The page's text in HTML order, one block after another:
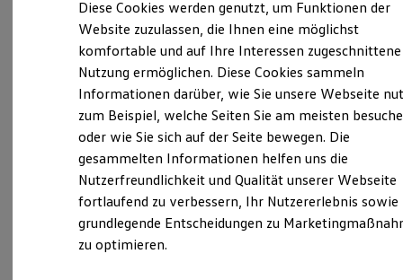
TopDeal
Gebrauchtwagen
ProfiPartner für Gebrauchtwagen
Zertifizierte Gebrauchtwagen
Finanzierung
Für Privatkunden
Für Gewerbekunden
Leasing
Für Privatkunden
Für Gewerbekunden
Versicherungen & Garantien
Garantien
Kfz-Versicherung für Nutzfahrzeuge
Restschuldversicherung
Wartungsverträge
Besitzer & Service
Gungl GmbH - Co. KG (Impressum & Rechtliches)
Im Hart 29, 89558 Böhmenkirch
a.h@vw-gungl.de
Montag-Freitag 07:00-18:00 Uhr
Diese Cookies werden genutzt, um Funktionen der
Website zuzulassen, die Ihnen eine möglichst
komfortable und auf Ihre Interessen zugeschnittene
Nutzung ermöglichen. Diese Cookies sammeln
Informationen darüber, wie Sie unsere Webseite
zum Beispiel, welche Seiten Sie am meisten
oder wie Sie sich auf der Seite bewegen. Die
gesammelten Informationen helfen uns die
Nutzerfreundlichkeit und Qualität unserer Webseite
fortlaufend zu verbessern, Ihr Nutzererlebnis sowie
grundlegende Entscheidungen zu
zu optimieren.